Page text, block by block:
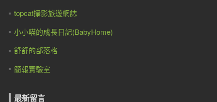
topcat攝影旅遊網誌
小小喵的成長日記(BabyHome)
舒舒的部落格
簡報實驗室
最新留言